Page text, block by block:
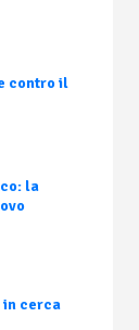
contro il
la
in cerca